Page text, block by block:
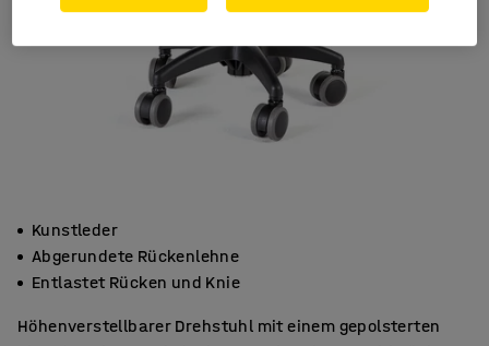
Kunstleder
Abgerundete Rückenlehne
Entlastet Rücken und Knie
Höhenverstellbarer Drehstuhl mit einem gepolsterten